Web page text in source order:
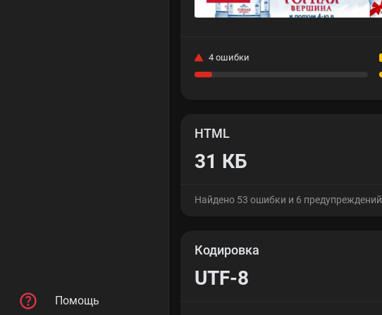
Помощь
4 ошибки
HTML
31 КБ
Найдено 53 ошибки и 6 предупреждений
Кодировка
UTF-8